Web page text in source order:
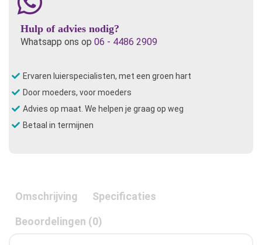
Maat
aantal
Hulp of advies nodig?
Whatsapp ons op 06 - 4486 2909
Ervaren luierspecialisten, met een groen hart
Door moeders, voor moeders
Advies op maat. We helpen je graag op weg
Betaal in termijnen
Omschrijving Specificaties
Beoordelingen (0)